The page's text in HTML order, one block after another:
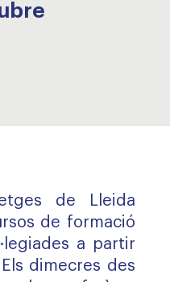
de Lleida
de formació
a partir
dimecres des